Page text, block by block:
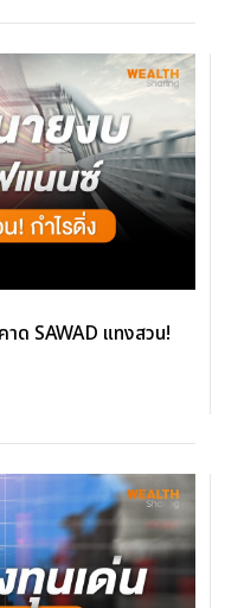
ด SAWAD แทงสวน!